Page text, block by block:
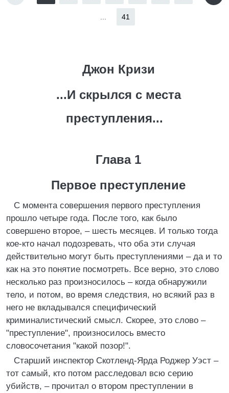
41
Джон Кризи
...И скрылся с места
преступления...
Глава 1
Первое преступление
С момента совершения первого преступления
прошло четыре года. После того, как было
совершено второе, – шесть месяцев. И только тогда
кое-кто начал подозревать, что оба эти случая
действительно могут быть преступлениями – да и то
как на это понятие посмотреть. Все верно, это слово
несколько раз произносилось – когда обнаружили
тело, и потом, во время следствия, но всякий раз в
него не вкладывался специфический
криминалистический смысл. Скорее, это слово –
"преступление", произносилось вместо
словосочетания "какой позор!".
Старший инспектор Скотленд-Ярда Роджер Уэст –
тот самый, кто потом расследовал всю серию
убийств, – прочитал о втором преступлении в